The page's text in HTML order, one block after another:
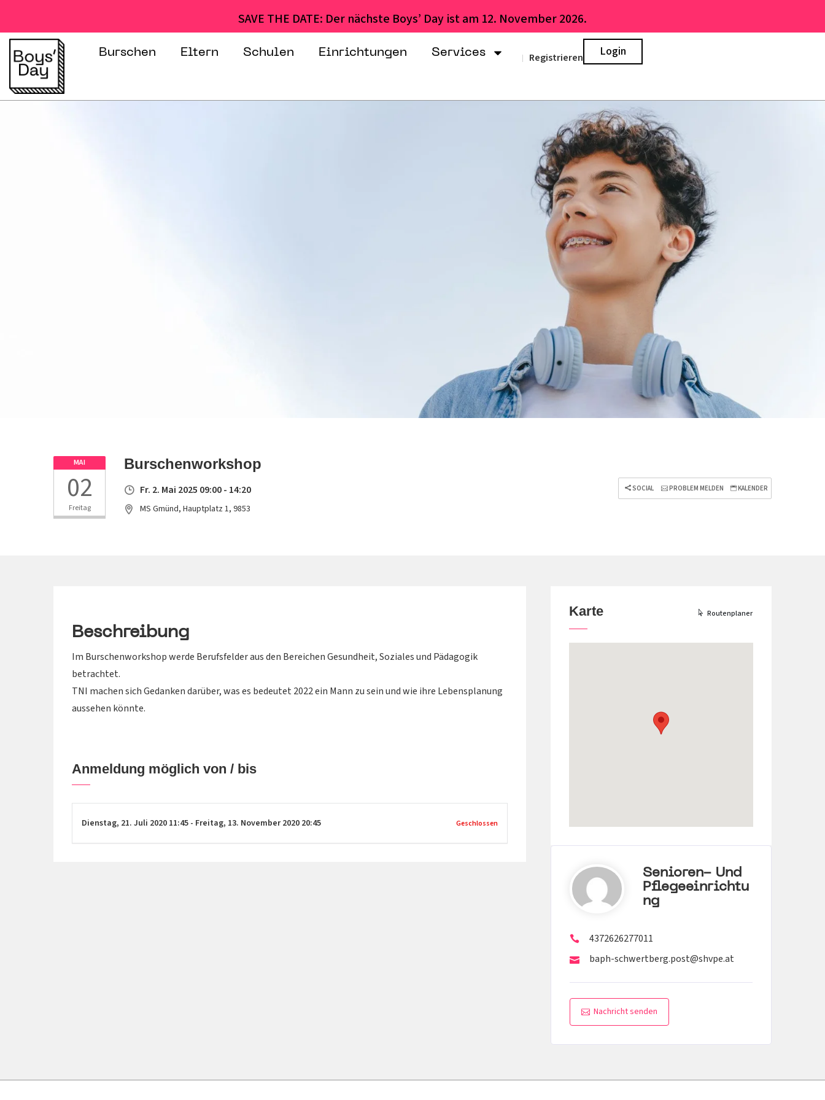
SAVE THE DATE: Der nächste Boys’ Day ist am 12. November 2026.
Burschen Eltern Schulen Einrichtungen Services | Registrieren Login
MAI
02
Freitag
Burschenworkshop
Fr. 2. Mai 2025 09:00 - 14:20
MS Gmünd, Hauptplatz 1, 9853
SOCIAL PROBLEM MELDEN KALENDER
Beschreibung
Im Burschenworkshop werde Berufsfelder aus den Bereichen Gesundheit, Soziales und Pädagogik
betrachtet.
TNI machen sich Gedanken darüber, was es bedeutet 2022 ein Mann zu sein und wie ihre Lebensplanung
aussehen könnte.
Anmeldung möglich von / bis
Dienstag, 21. Juli 2020 11:45 - Freitag, 13. November 2020 20:45 Geschlossen
Karte Routenplaner
Senioren- Und
Pflegeeinrichtu
Ng
4372626277011
baph-schwertberg.post@shvpe.at
Nachricht senden